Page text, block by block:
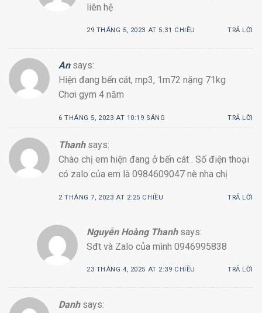
liên hệ
29 THÁNG 5, 2023 AT 5:31 CHIỀU TRẢ LỜI
An says:
Hiện đang bến cát, mp3, 1m72 nặng 71kg
Chơi gym 4 năm
6 THÁNG 5, 2023 AT 10:19 SÁNG TRẢ LỜI
Thanh says:
Chào chị em hiện đang ở bến cát . Số điện thoại
có zalo của em là 0984609047 nè nha chị
2 THÁNG 7, 2023 AT 2:25 CHIỀU TRẢ LỜI
Nguyễn Hoàng Thanh says:
Sđt và Zalo của mình 0946995838
23 THÁNG 4, 2025 AT 2:39 CHIỀU TRẢ LỜI
Danh says: